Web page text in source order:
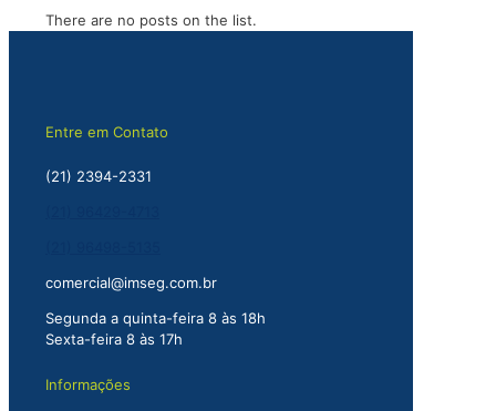
There are no posts on the list.
Entre em Contato
(21) 2394-2331
comercial@imseg.com.br
Segunda a quinta-feira 8 às 18h
Sexta-feira 8 às 17h
Informações